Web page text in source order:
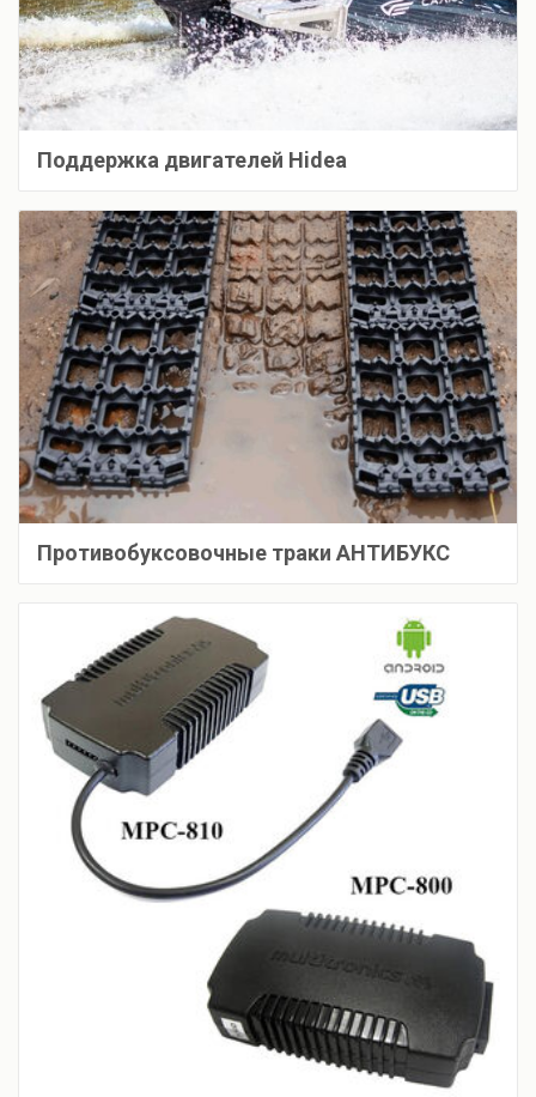
Поддержка двигателей Hidea
Противобуксовочные траки АНТИБУКС